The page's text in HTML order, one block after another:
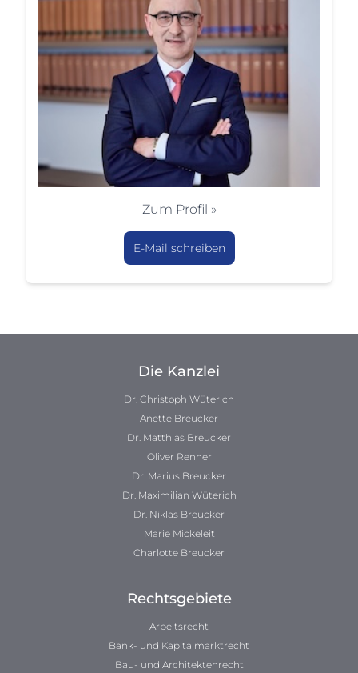
Zum Profil »
E-Mail schreiben
Die Kanzlei
Dr. Christoph Wüterich
Anette Breucker
Dr. Matthias Breucker
Oliver Renner
Dr. Marius Breucker
Dr. Maximilian Wüterich
Dr. Niklas Breucker
Marie Mickeleit
Charlotte Breucker
Rechtsgebiete
Arbeitsrecht
Bank- und Kapitalmarktrecht
Bau- und Architektenrecht